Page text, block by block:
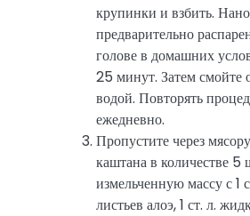
крупинки и взбить.
предварительно
голове в домашних
25 минут. Затем смойте
водой. Повторять
ежедневно.
Пропустите через
каштана в количестве 5
измельченную массу с 1
листьев алоэ, 1 ст. л.